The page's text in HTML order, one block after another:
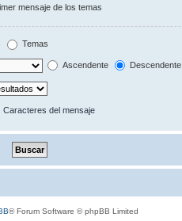
mensaje de los temas
Temas
Ascendente Descendente
Caracteres del mensaje
® Forum Software © phpBB Limited